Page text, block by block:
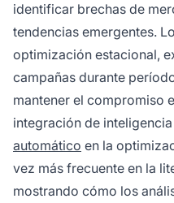
identificar brechas de
tendencias emergentes.
optimización estacional,
campañas durante
mantener el compromiso
integración de
automático en la
vez más frecuente en la
mostrando cómo los